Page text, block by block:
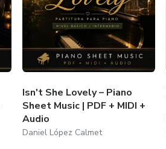
Isn't She Lovely – Piano
Sheet Music | PDF + MIDI +
Audio
Daniel López Calmet